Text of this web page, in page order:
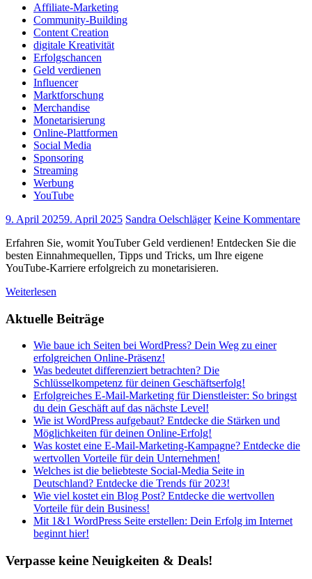
Affiliate-Marketing
Community-Building
Content Creation
digitale Kreativität
Erfolgschancen
Geld verdienen
Influencer
Marktforschung
Merchandise
Monetarisierung
Online-Plattformen
Social Media
Sponsoring
Streaming
Werbung
YouTube
9. April 20259. April 2025 Sandra Oelschläger Keine Kommentare
Erfahren Sie, womit YouTuber Geld verdienen! Entdecken Sie die
besten Einnahmequellen, Tipps und Tricks, um Ihre eigene
YouTube-Karriere erfolgreich zu monetarisieren.
Weiterlesen
Aktuelle Beiträge
Wie baue ich Seiten bei WordPress? Dein Weg zu einer
erfolgreichen Online-Präsenz!
Was bedeutet differenziert betrachten? Die
Schlüsselkompetenz für deinen Geschäftserfolg!
Erfolgreiches E-Mail-Marketing für Dienstleister: So bringst
du dein Geschäft auf das nächste Level!
Wie ist WordPress aufgebaut? Entdecke die Stärken und
Möglichkeiten für deinen Online-Erfolg!
Was kostet eine E-Mail-Marketing-Kampagne? Entdecke die
wertvollen Vorteile für dein Unternehmen!
Welches ist die beliebteste Social-Media Seite in
Deutschland? Entdecke die Trends für 2023!
Wie viel kostet ein Blog Post? Entdecke die wertvollen
Vorteile für dein Business!
Mit 1&1 WordPress Seite erstellen: Dein Erfolg im Internet
beginnt hier!
Verpasse keine Neuigkeiten & Deals!